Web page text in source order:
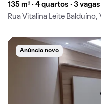
135 m² · 4 quartos · 3 vagas
Rua Vitalina Leite
Anúncio novo